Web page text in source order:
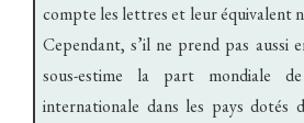
compte les lettres et leur équivalent
Cependant, s’il ne prend pas aussi
sous-estime la part mondiale
internationale dans les pays dotés